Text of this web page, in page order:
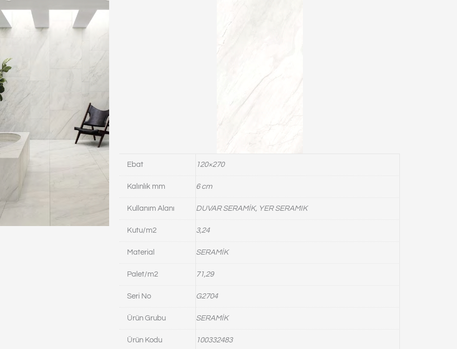
Ebat 120×270
Kalınlık mm 6 cm
Kullanım Alanı DUVAR SERAMİK, YER SERAMIK
Kutu/m2 3,24
Material SERAMİK
Palet/m2 71,29
Seri No G2704
Ürün Grubu SERAMİK
Ürün Kodu 100332483